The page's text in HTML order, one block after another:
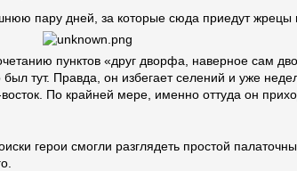
пару дней, за которые сюда приедут
пунктов «друг дворфа, наверное сам
тут. Правда, он избегает селений и уже
По крайней мере, именно оттуда он
герои смогли разглядеть простой